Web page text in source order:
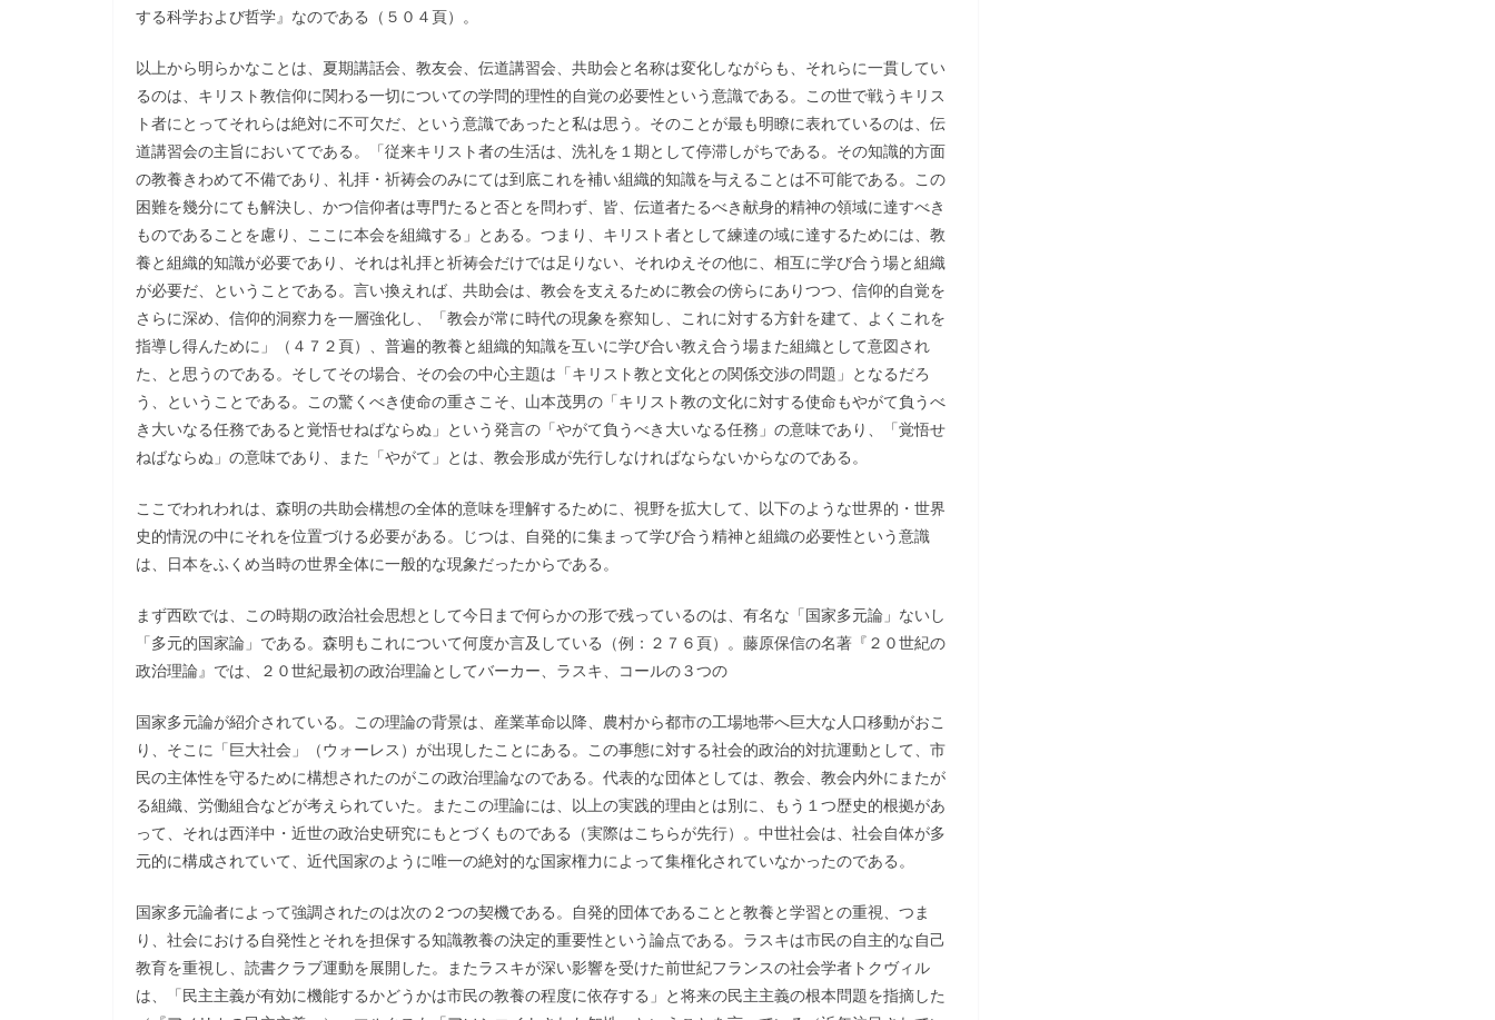
する科学および哲学』なのである（５０４頁）。
以上から明らかなことは、夏期講話会、教友会、伝道講習会、共助会と名称は変化しながらも、それらに一貫してい
るのは、キリスト教信仰に関わる一切についての学問的理性的自覚の必要性という意識である。この世で戦うキリス
ト者にとってそれらは絶対に不可欠だ、という意識であったと私は思う。そのことが最も明瞭に表れているのは、伝
道講習会の主旨においてである。「従来キリスト者の生活は、洗礼を１期として停滞しがちである。その知識的方面
の教養きわめて不備であり、礼拝・祈祷会のみにては到底これを補い組織的知識を与えることは不可能である。この
困難を幾分にても解決し、かつ信仰者は専門たると否とを問わず、皆、伝道者たるべき献身的精神の領域に達すべき
ものであることを慮り、ここに本会を組織する」とある。つまり、キリスト者として練達の域に達するためには、教
養と組織的知識が必要であり、それは礼拝と祈祷会だけでは足りない、それゆえその他に、相互に学び合う場と組織
が必要だ、ということである。言い換えれば、共助会は、教会を支えるために教会の傍らにありつつ、信仰的自覚を
さらに深め、信仰的洞察力を一層強化し、「教会が常に時代の現象を察知し、これに対する方針を建て、よくこれを
指導し得んために」（４７２頁）、普遍的教養と組織的知識を互いに学び合い教え合う場また組織として意図され
た、と思うのである。そしてその場合、その会の中心主題は「キリスト教と文化との関係交渉の問題」となるだろ
う、ということである。この驚くべき使命の重さこそ、山本茂男の「キリスト教の文化に対する使命もやがて負うべ
き大いなる任務であると覚悟せねばならぬ」という発言の「やがて負うべき大いなる任務」の意味であり、「覚悟せ
ねばならぬ」の意味であり、また「やがて」とは、教会形成が先行しなければならないからなのである。
ここでわれわれは、森明の共助会構想の全体的意味を理解するために、視野を拡大して、以下のような世界的・世界
史的情況の中にそれを位置づける必要がある。じつは、自発的に集まって学び合う精神と組織の必要性という意識
は、日本をふくめ当時の世界全体に一般的な現象だったからである。
まず西欧では、この時期の政治社会思想として今日まで何らかの形で残っているのは、有名な「国家多元論」ないし
「多元的国家論」である。森明もこれについて何度か言及している（例：２７６頁）。藤原保信の名著『２０世紀の
政治理論』では、２０世紀最初の政治理論としてバーカー、ラスキ、コールの３つの
国家多元論が紹介されている。この理論の背景は、産業革命以降、農村から都市の工場地帯へ巨大な人口移動がおこ
り、そこに「巨大社会」（ウォーレス）が出現したことにある。この事態に対する社会的政治的対抗運動として、市
民の主体性を守るために構想されたのがこの政治理論なのである。代表的な団体としては、教会、教会内外にまたが
る組織、労働組合などが考えられていた。またこの理論には、以上の実践的理由とは別に、もう１つ歴史的根拠があ
って、それは西洋中・近世の政治史研究にもとづくものである（実際はこちらが先行）。中世社会は、社会自体が多
元的に構成されていて、近代国家のように唯一の絶対的な国家権力によって集権化されていなかったのである。
国家多元論者によって強調されたのは次の２つの契機である。自発的団体であることと教養と学習との重視、つま
り、社会における自発性とそれを担保する知識教養の決定的重要性という論点である。ラスキは市民の自主的な自己
教育を重視し、読書クラブ運動を展開した。またラスキが深い影響を受けた前世紀フランスの社会学者トクヴィル
は、「民主主義が有効に機能するかどうかは市民の教養の程度に依存する」と将来の民主主義の根本問題を指摘した